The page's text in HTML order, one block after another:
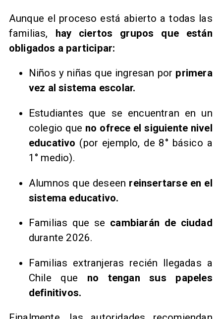
Aunque el proceso está abierto a todas las
familias, hay ciertos grupos que están
obligados a participar:
Niños y niñas que ingresan por primera
vez al sistema escolar.
Estudiantes que se encuentran en un
colegio que no ofrece el siguiente nivel
educativo (por ejemplo, de 8° básico a
1° medio).
Alumnos que deseen reinsertarse en el
sistema educativo.
Familias que se cambiarán de ciudad
durante 2026.
Familias extranjeras recién llegadas a
Chile que no tengan sus papeles
definitivos.